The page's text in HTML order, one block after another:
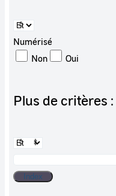
Numérisé
Non
Oui
Plus de critères :